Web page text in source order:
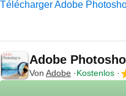
Télécharger Adobe
Adobe
Von Adobe Kostenlos